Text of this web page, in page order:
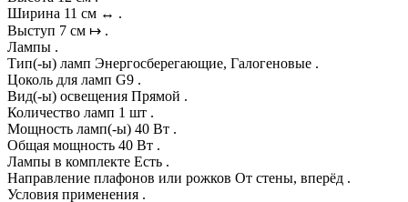
Ширина 11 см ↔ .
Выступ 7 см ↦ .
Лампы .
Тип(-ы) ламп Энергосберегающие, Галогеновые .
Цоколь для ламп G9 .
Вид(-ы) освещения Прямой .
Количество ламп 1 шт .
Мощность ламп(-ы) 40 Вт .
Общая мощность 40 Вт .
Лампы в комплекте Есть .
Направление плафонов или рожков От стены, вперёд .
Условия применения .